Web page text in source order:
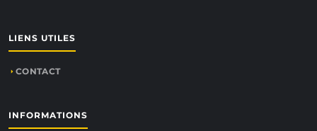
LIENS UTILES
CONTACT
INFORMATIONS